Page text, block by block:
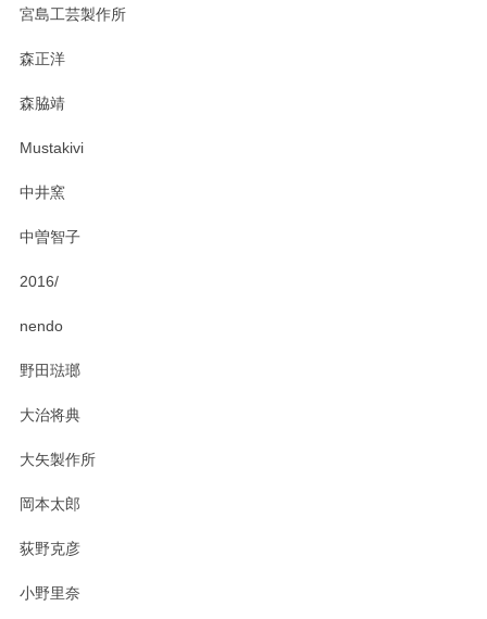
おかけしました。 ありがとうございます。
宮島工芸製作所
森正洋
森脇靖
Mustakivi
中井窯
中曽智子
2016/
nendo
野田琺瑯
大治将典
大矢製作所
岡本太郎
荻野克彦
小野里奈